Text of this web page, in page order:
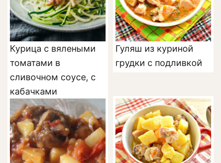
Курица с вялеными
томатами в
сливочном соусе, с
кабачками
Гуляш из куриной
грудки с подливкой